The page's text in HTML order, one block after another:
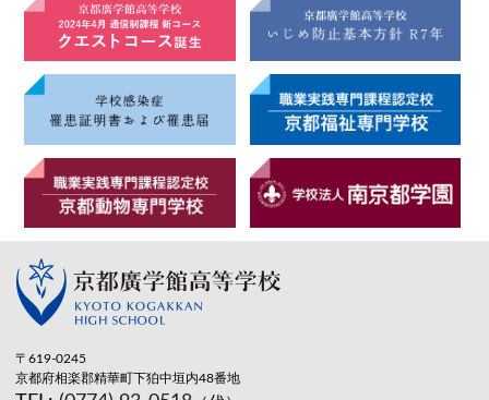
〒619-0245
京都府相楽郡精華町下狛中垣内48番地